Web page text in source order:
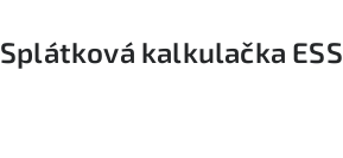
Splátková kalkulačka